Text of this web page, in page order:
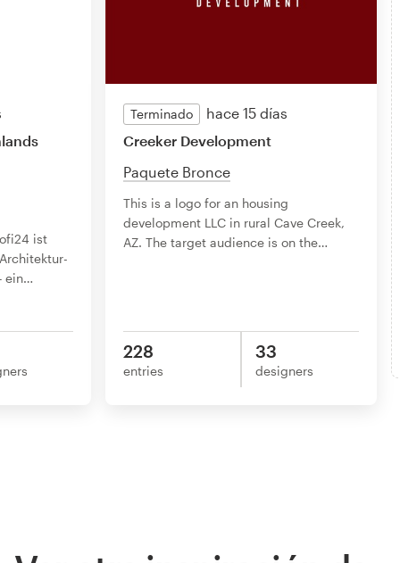
ist
ein…
Terminado
hace 15 días
Creeker Development
Paquete Bronce
This is a logo for an housing
development LLC in rural Cave Creek,
AZ. The target audience is on the…
228
entries
33
designers